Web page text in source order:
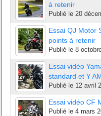
à retenir
Publié le 20
Essai QJ Motor
points à retenir
Publié le 8
Essai vidéo
standard et Y
Publié le 12 avril
Essai vidéo CF
Publié le 4 mars